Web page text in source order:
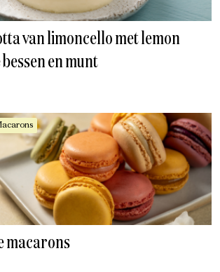
en munt
macarons